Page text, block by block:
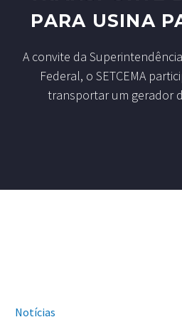
PARA USINA
A convite da
Federal, o SETCEMA
transportar um gerador
Notícias